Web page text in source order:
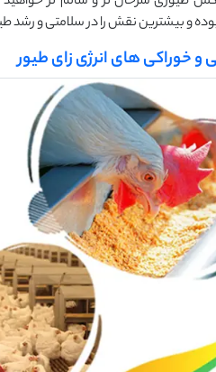
و بیشترین نقش را در سلامتی و رشد
و خوراکی های انرژی زای طیور